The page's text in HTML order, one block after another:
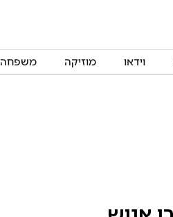
וידאו מוזיקה משפחה